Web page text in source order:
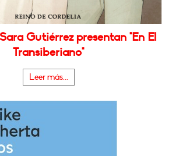
Gutiérrez presentan "En El
Transiberiano"
Leer más...